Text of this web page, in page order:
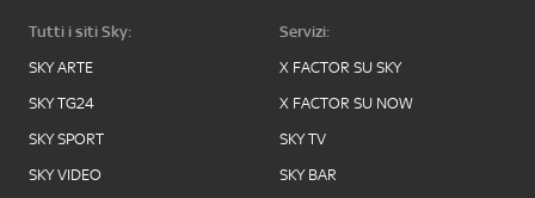
Tutti i siti Sky:
SKY ARTE
SKY TG24
SKY SPORT
SKY VIDEO
Servizi:
X FACTOR SU SKY
X FACTOR SU NOW
SKY TV
SKY BAR